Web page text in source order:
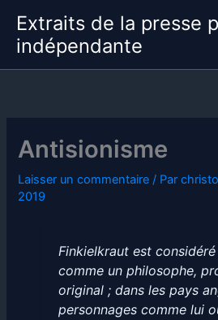
contenu
Extraits de la presse
indépendante
Antisionisme
Laisser un commentaire / Par
2019
Finkielkraut est considéré
comme un philosophe,
original ; dans les pays
personnages comme lui